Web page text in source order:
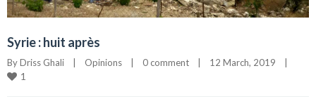
Syrie : huit après
By Driss Ghali | Opinions | 0 comment | 12 March, 2019 |
1